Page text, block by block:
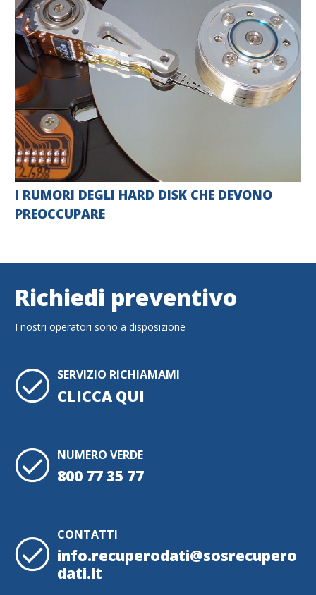
I RUMORI DEGLI HARD DISK CHE DEVONO
PREOCCUPARE
Richiedi preventivo
I nostri operatori sono a disposizione
SERVIZIO RICHIAMAMI
CLICCA QUI
NUMERO VERDE
800 77 35 77
CONTATTI
info.recuperodati@sosrecupero
dati.it